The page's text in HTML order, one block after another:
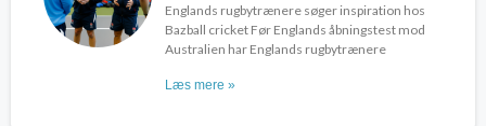
Englands rugbytrænere søger inspiration hos
Bazball cricket Før Englands åbningstest mod
Australien har Englands rugbytrænere
Læs mere »